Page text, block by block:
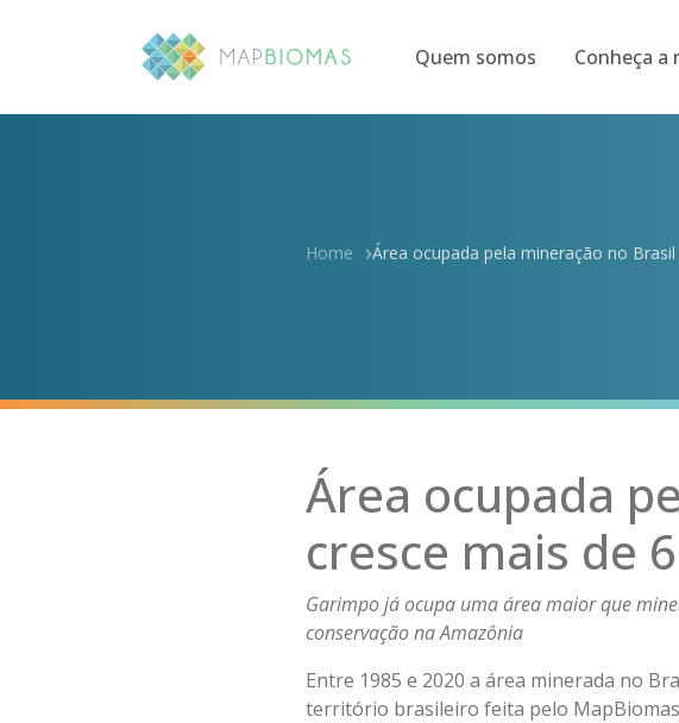
Quem somos Conheça a
Home Área ocupada pela mineração no
Área ocupada
cresce mais de
Garimpo já ocupa uma área maior que
conservação na Amazônia
Entre 1985 e 2020 a área minerada no
território brasileiro feita pelo